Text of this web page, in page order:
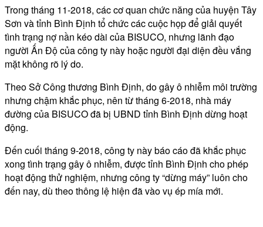
Trong tháng 11-2018, các cơ quan chức năng của huyện Tây
Sơn và tỉnh Bình Định tổ chức các cuộc họp để giải quyết
tình trạng nợ nần kéo dài của BISUCO, nhưng lãnh đạo
người Ấn Độ của công ty này hoặc người đại diện đều vắng
mặt không rõ lý do.
Theo Sở Công thương Bình Định, do gây ô nhiễm môi trường
nhưng chậm khắc phục, nên từ tháng 6-2018, nhà máy
đường của BISUCO đã bị UBND tỉnh Bình Định dừng hoạt
động.
Đến cuối tháng 9-2018, công ty này báo cáo đã khắc phục
xong tình trạng gây ô nhiễm, được tỉnh Bình Định cho phép
hoạt động thử nghiệm, nhưng công ty “dừng máy” luôn cho
đến nay, dù theo thông lệ hiện đã vào vụ ép mía mới.